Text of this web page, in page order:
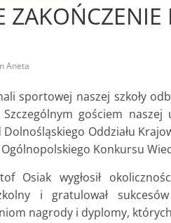
Aneta
sportowej naszej szkoły
gościem
Oddziału
Konkursu
Osiak wygłosił
i gratulował
nagrody i dyplomy,